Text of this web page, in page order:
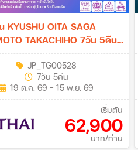
OITA SAGA
TAKACHIHO 7วัน 5คืน
JP_TG00528
7วัน 5คืน
19 ต.ค. 69 - 15 พ.ย. 69
เริ่มต้น
62,900
บาท/ท่าน